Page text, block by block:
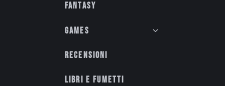
Fantasy
Games
Recensioni
Libri e fumetti